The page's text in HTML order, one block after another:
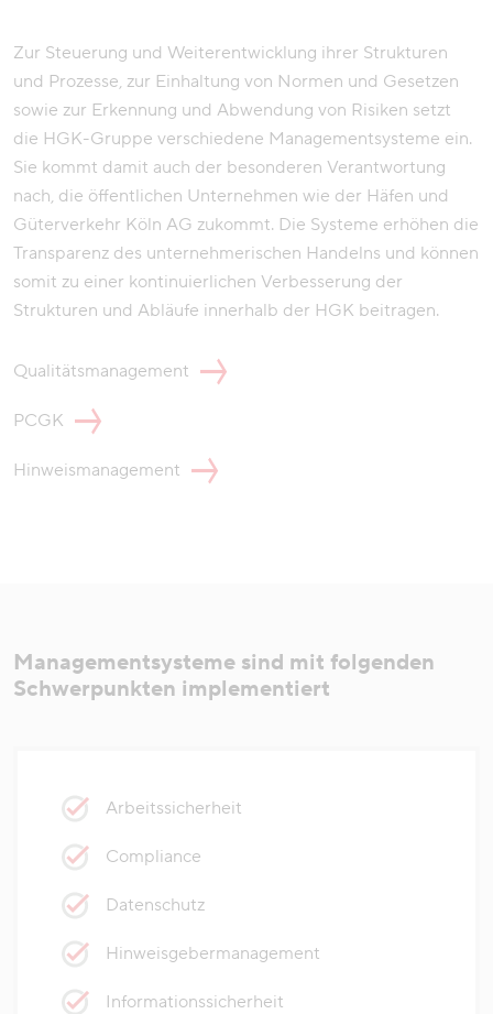
Zur Steuerung und Weiterentwicklung ihrer Strukturen
und Prozesse, zur Einhaltung von Normen und Gesetzen
sowie zur Erkennung und Abwendung von Risiken setzt
die HGK-Gruppe verschiedene Managementsysteme ein.
Sie kommt damit auch der besonderen Verantwortung
nach, die öffentlichen Unternehmen wie der Häfen und
Güterverkehr Köln AG zukommt. Die Systeme erhöhen die
Transparenz des unternehmerischen Handelns und können
somit zu einer kontinuierlichen Verbesserung der
Strukturen und Abläufe innerhalb der HGK beitragen.
Qualitätsmanagement
PCGK
Hinweismanagement
Managementsysteme sind mit folgenden
Schwerpunkten implementiert
Arbeitssicherheit
Compliance
Datenschutz
Hinweisgebermanagement
Informationssicherheit